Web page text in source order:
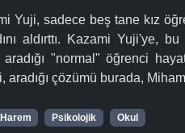
Yuji, sadece beş tane kız
aldırttı. Kazami Yuji'ye,
"normal" öğrenci
aradığı çözümü burada,
Harem Psikolojik Okul